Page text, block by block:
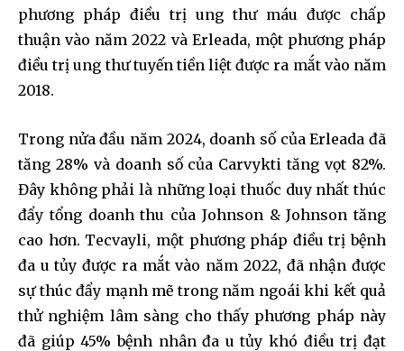
phương pháp điều trị ung thư máu được chấp
thuận vào năm 2022 và Erleada, một phương pháp
điều trị ung thư tuyến tiền liệt được ra mắt vào năm
2018.
Trong nửa đầu năm 2024, doanh số của Erleada đã
tăng 28% và doanh số của Carvykti tăng vọt 82%.
Đây không phải là những loại thuốc duy nhất thúc
đẩy tổng doanh thu của Johnson & Johnson tăng
cao hơn. Tecvayli, một phương pháp điều trị bệnh
đa u tủy được ra mắt vào năm 2022, đã nhận được
sự thúc đẩy mạnh mẽ trong năm ngoái khi kết quả
thử nghiệm lâm sàng cho thấy phương pháp này
đã giúp 45% bệnh nhân đa u tủy khó điều trị đạt